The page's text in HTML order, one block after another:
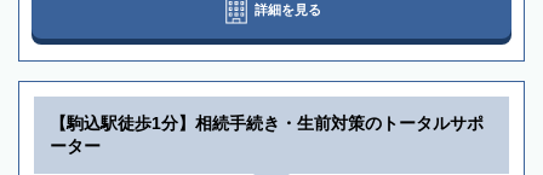
詳細を見る
【駒込駅徒歩1分】相続手続き・生前対策のトータルサポ
ーター